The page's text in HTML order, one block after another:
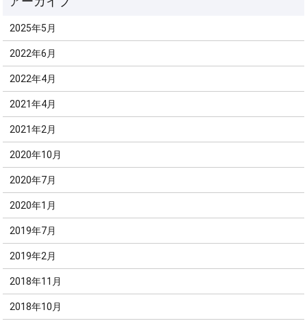
2025年5月
2022年6月
2022年4月
2021年4月
2021年2月
2020年10月
2020年7月
2020年1月
2019年7月
2019年2月
2018年11月
2018年10月